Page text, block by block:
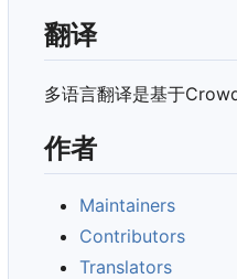
翻译
多语言翻译是基于
作者
Maintainers
Contributors
Translators